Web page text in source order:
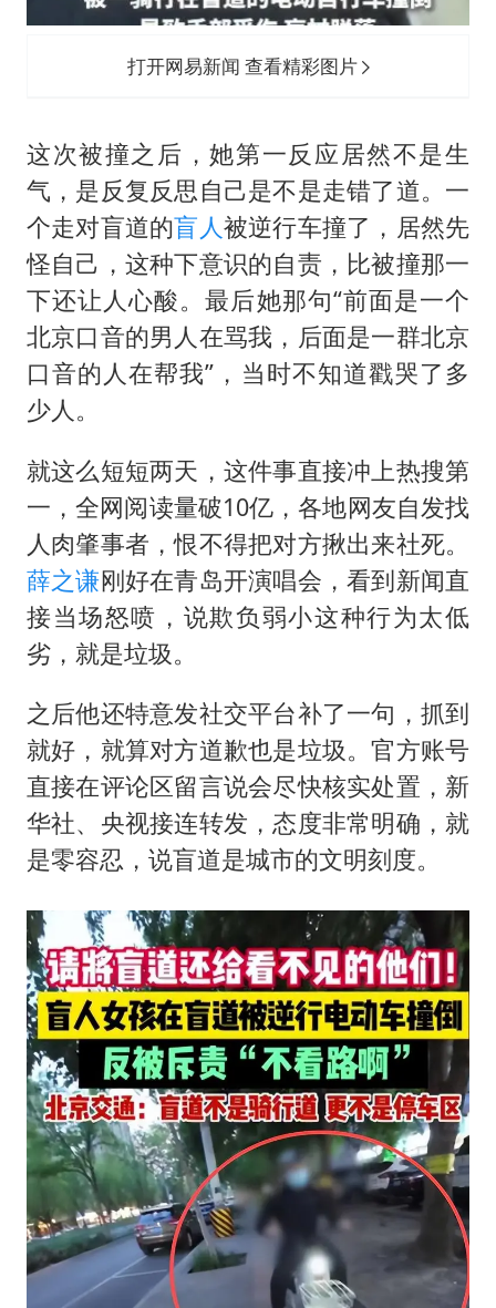
打开网易新闻 查看精彩图片
这次被撞之后，她第一反应居然不是生
气，是反复反思自己是不是走错了道。一
个走对盲道的盲人被逆行车撞了，居然先
怪自己，这种下意识的自责，比被撞那一
下还让人心酸。最后她那句“前面是一个
北京口音的男人在骂我，后面是一群北京
口音的人在帮我”，当时不知道戳哭了多
少人。
就这么短短两天，这件事直接冲上热搜第
一，全网阅读量破10亿，各地网友自发找
人肉肇事者，恨不得把对方揪出来社死。
薛之谦刚好在青岛开演唱会，看到新闻直
接当场怒喷，说欺负弱小这种行为太低
劣，就是垃圾。
之后他还特意发社交平台补了一句，抓到
就好，就算对方道歉也是垃圾。官方账号
直接在评论区留言说会尽快核实处置，新
华社、央视接连转发，态度非常明确，就
是零容忍，说盲道是城市的文明刻度。